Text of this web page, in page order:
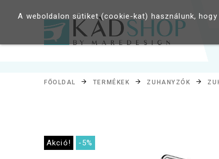
FŐOLDAL TERMÉKEK ZUHANYZÓK
Akció! -5%
A weboldalon sütiket (cookie-kat) használunk,